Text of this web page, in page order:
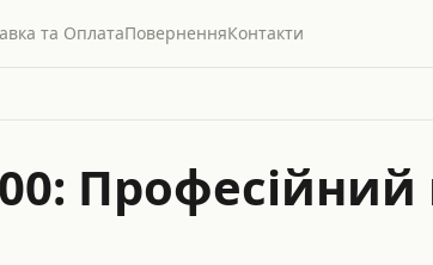
та ОплатаПоверненняКонтакти